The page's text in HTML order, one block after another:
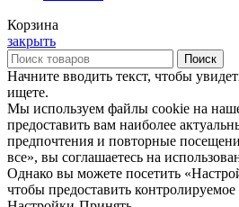
Корзина
закрыть
Поиск
Начните вводить текст, чтобы
ищете.
Мы используем файлы cookie на
предоставить вам наиболее
предпочтения и повторные
все», вы соглашаетесь на
Однако вы можете посетить
чтобы предоставить контролируемое